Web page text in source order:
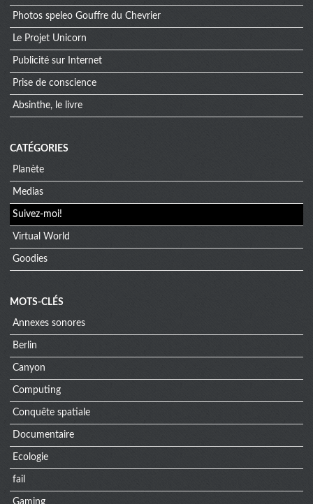
Photos speleo Gouffre du Chevrier
Le Projet Unicorn
Publicité sur Internet
Prise de conscience
Absinthe, le livre
CATÉGORIES
Planète
Medias
Suivez-moi!
Virtual World
Goodies
MOTS-CLÉS
Annexes sonores
Berlin
Canyon
Computing
Conquête spatiale
Documentaire
Ecologie
fail